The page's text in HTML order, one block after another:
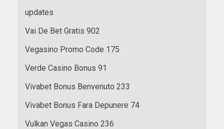
updates
Vai De Bet Gratis 902
Vegasino Promo Code 175
Verde Casino Bonus 91
Vivabet Bonus Benvenuto 233
Vivabet Bonus Fara Depunere 74
Vulkan Vegas Casino 236